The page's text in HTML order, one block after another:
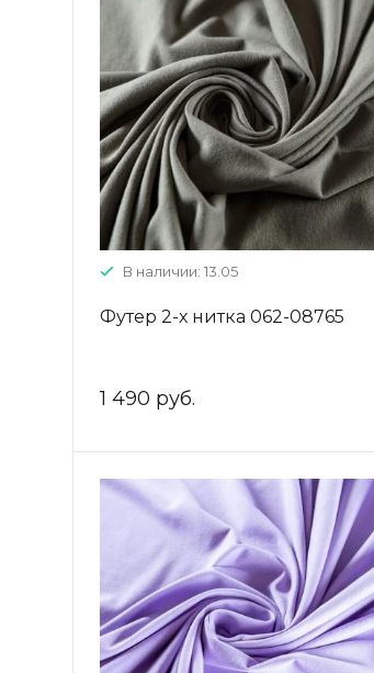
В наличии: 13.05
Футер 2-х нитка 062-08765
1 490 руб.